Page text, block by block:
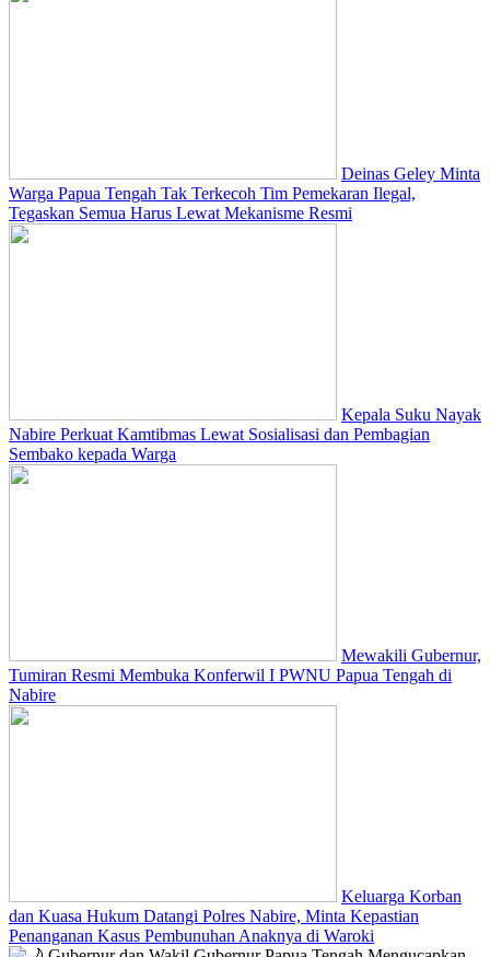
Deinas Geley Minta
Warga Papua Tengah Tak Terkecoh Tim Pemekaran Ilegal,
Tegaskan Semua Harus Lewat Mekanisme Resmi
Kepala Suku Nayak
Nabire Perkuat Kamtibmas Lewat Sosialisasi dan Pembagian
Sembako kepada Warga
Mewakili Gubernur,
Tumiran Resmi Membuka Konferwil I PWNU Papua Tengah di
Nabire
Keluarga Korban
dan Kuasa Hukum Datangi Polres Nabire, Minta Kepastian
Penanganan Kasus Pembunuhan Anaknya di Waroki